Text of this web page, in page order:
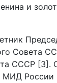
и
Совета
СССР [3].
МИД России